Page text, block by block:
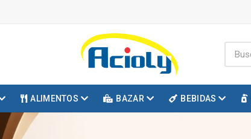
ALIMENTOS BAZAR BEBIDAS